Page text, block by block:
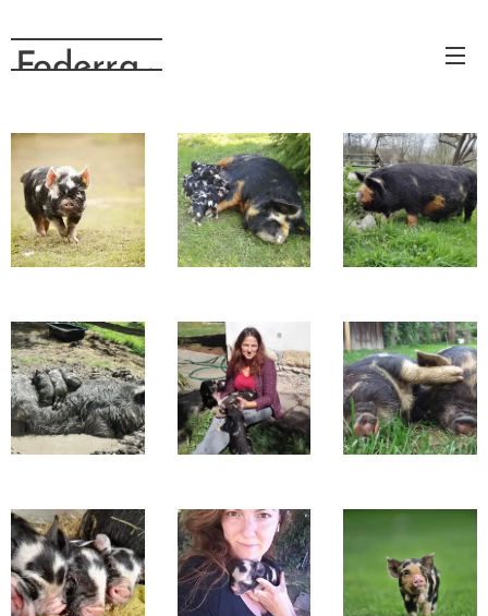
Foderra.cz